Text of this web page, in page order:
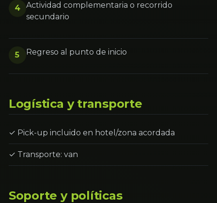
4
Actividad complementaria o recorrido
secundario
5 Regreso al punto de inicio
Logística y transporte
✓ Pick-up incluido en hotel/zona acordada
✓ Transporte: van
Soporte y políticas